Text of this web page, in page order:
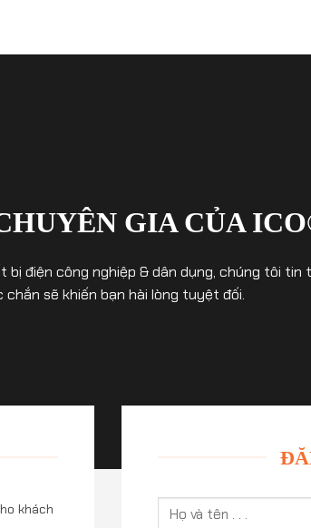
GIA CỦA
điện công nghiệp & dân dụng, chúng tôi
chắn sẽ khiến bạn hài lòng tuyệt đối.
khách